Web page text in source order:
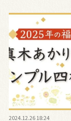
2024.12.26 18:24